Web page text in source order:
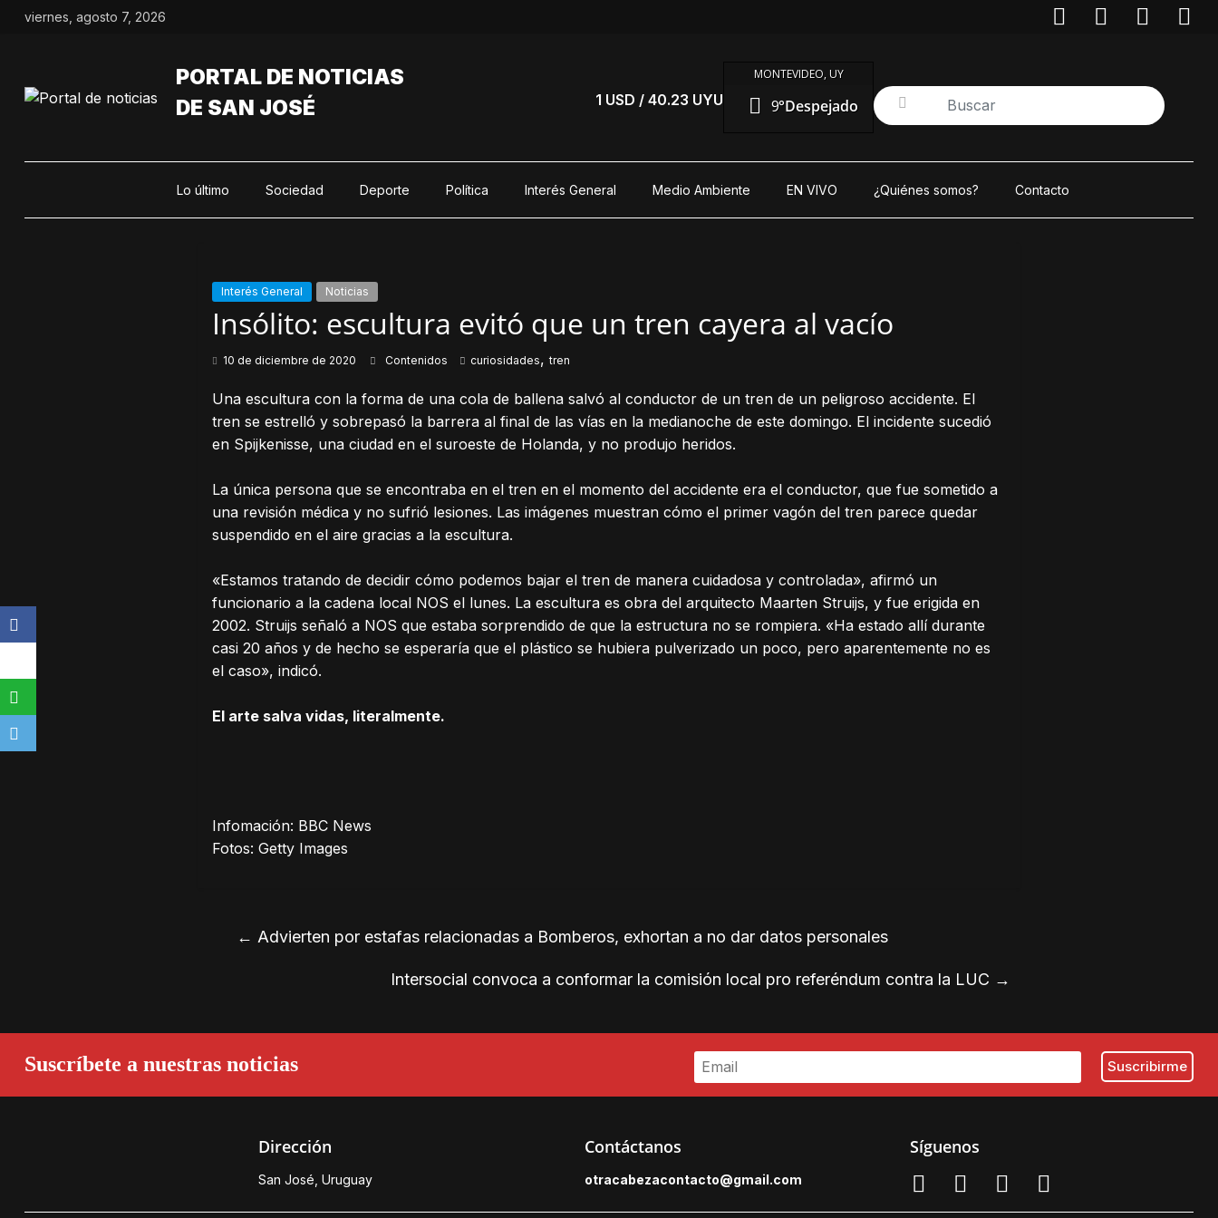
Saltarviernes, agosto 7, 2026
PORTAL DE NOTICIAS
DE SAN JOSÉ
1 USD / 40.23 UYU
MONTEVIDEO, UY
9°Despejado
Lo último Sociedad Deporte Política Interés General Medio Ambiente EN VIVO ¿Quiénes somos? Contacto
Interés General Noticias
Insólito: escultura evitó que un tren cayera al vacío
10 de diciembre de 2020 Contenidos curiosidades,tren
Una escultura con la forma de una cola de ballena salvó al conductor de un tren de un peligroso accidente. El
tren se estrelló y sobrepasó la barrera al final de las vías en la medianoche de este domingo. El incidente sucedió
en Spijkenisse, una ciudad en el suroeste de Holanda, y no produjo heridos.
La única persona que se encontraba en el tren en el momento del accidente era el conductor, que fue sometido a
una revisión médica y no sufrió lesiones. Las imágenes muestran cómo el primer vagón del tren parece quedar
suspendido en el aire gracias a la escultura.
«Estamos tratando de decidir cómo podemos bajar el tren de manera cuidadosa y controlada», afirmó un
funcionario a la cadena local NOS el lunes. La escultura es obra del arquitecto Maarten Struijs, y fue erigida en
2002. Struijs señaló a NOS que estaba sorprendido de que la estructura no se rompiera. «Ha estado allí durante
casi 20 años y de hecho se esperaría que el plástico se hubiera pulverizado un poco, pero aparentemente no es
el caso», indicó.
El arte salva vidas, literalmente.
Infomación: BBC News
Fotos: Getty Images
← Advierten por estafas relacionadas a Bomberos, exhortan a no dar datos personales
Intersocial convoca a conformar la comisión local pro referéndum contra la LUC →
Suscríbete a nuestras noticias
Dirección
San José, Uruguay
Contáctanos
otracabezacontacto@gmail.com
Síguenos